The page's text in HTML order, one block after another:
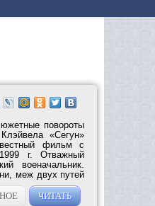
повороты
«Сегун»
фильм с
г. Отважный
военачальник.
меж двух путей
ЧИТАТЬ